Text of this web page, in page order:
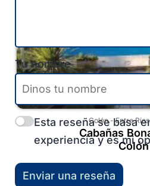
Colón-Entre Ríos
Cabañas
Colón
Tu nombre
Esta reseña se basa
experiencia y es mi
Enviar una reseña